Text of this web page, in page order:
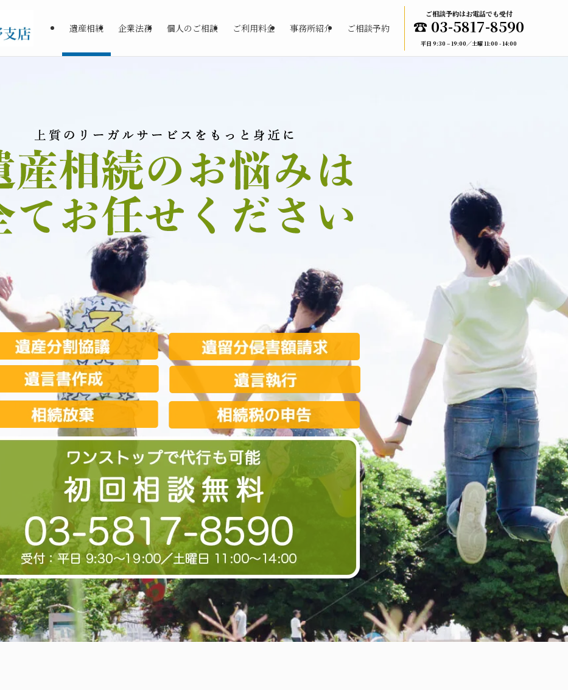
遺産相続 企業法務 個人のご相談 ご利用料金 事務所紹介 ご相談予約
ご相談予約はお電話でも受付
☎︎ 03-5817-8590
平日 9:30 – 19:00／土曜 11:00 - 14:00